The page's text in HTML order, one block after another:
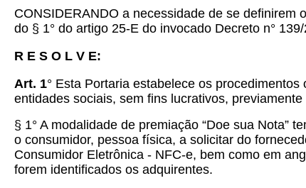
CONSIDERANDO a necessidade de se definirem
do § 1° do artigo 25-E do invocado Decreto n°
R E S O L V E:
Art. 1° Esta Portaria estabelece os
entidades sociais, sem fins lucrativos,
§ 1° A modalidade de premiação “Doe sua Nota”
o consumidor, pessoa física, a solicitar do
Consumidor Eletrônica - NFC-e, bem como em
forem identificados os adquirentes.